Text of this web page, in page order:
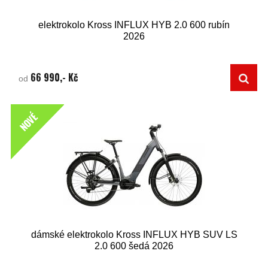
elektrokolo Kross INFLUX HYB 2.0 600 rubín
2026
od 66 990,- Kč
NOVÉ
dámské elektrokolo Kross INFLUX HYB SUV LS
2.0 600 šedá 2026